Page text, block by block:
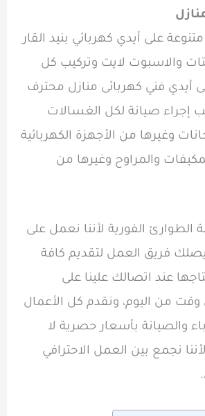
على أيدي كهربائي بنيد القار
والاسبوت لايت وتركيب كل
أيدي فني كهربائى منازل محترف
صيانة لكل الغسالات
وغيرها من الأجهزة الكهربائية
والمراوح وغيرها من
الطوارئ الفورية لأننا نعمل على
ويصلك فريق العمل لتقديم كافة
عند اتصالك علينا على
في أي وقت من اليوم، ونقدم كل الأعمال
والصيانة بأسعار حصرية لا
نجمع بين العمل الاحترافي